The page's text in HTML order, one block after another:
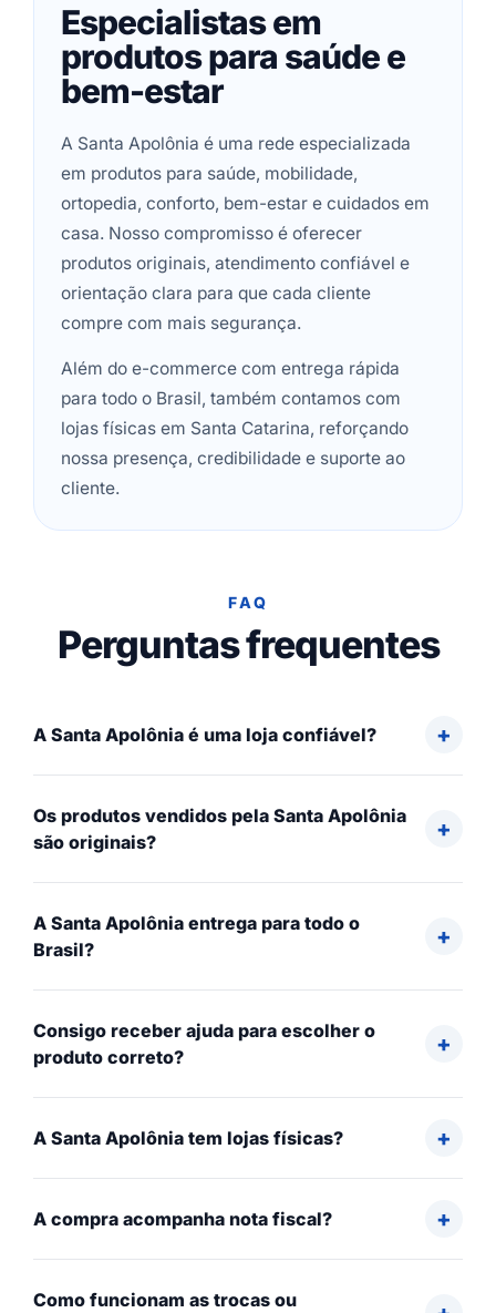
Especialistas em
produtos para saúde e
bem-estar
A Santa Apolônia é uma rede especializada
em produtos para saúde, mobilidade,
ortopedia, conforto, bem-estar e cuidados em
casa. Nosso compromisso é oferecer
produtos originais, atendimento confiável e
orientação clara para que cada cliente
compre com mais segurança.
Além do e-commerce com entrega rápida
para todo o Brasil, também contamos com
lojas físicas em Santa Catarina, reforçando
nossa presença, credibilidade e suporte ao
cliente.
FAQ
Perguntas frequentes
A Santa Apolônia é uma loja confiável?
Os produtos vendidos pela Santa Apolônia
são originais?
A Santa Apolônia entrega para todo o
Brasil?
Consigo receber ajuda para escolher o
produto correto?
A Santa Apolônia tem lojas físicas?
A compra acompanha nota fiscal?
Como funcionam as trocas ou